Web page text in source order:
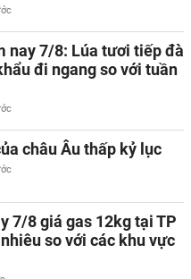
nay 7/8: Lúa tươi tiếp đà
đi ngang so với tuần
châu Âu thấp kỷ lục
7/8 giá gas 12kg tại TP
so với các khu vực